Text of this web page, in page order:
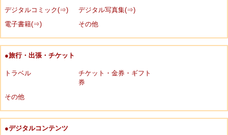
デジタルコミック(⇒)
デジタル写真集(⇒)
電子書籍(⇒)
その他
●旅行・出張・チケット
トラベル
チケット・金券・ギフト
券
その他
●デジタルコンテンツ